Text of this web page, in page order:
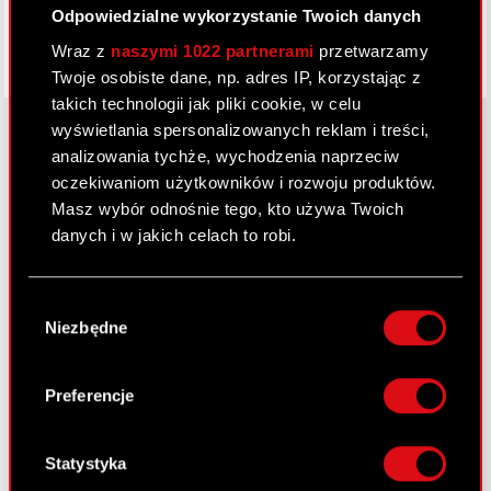
Odpowiedzialne wykorzystanie Twoich danych
Wraz z naszymi 1022 partnerami przetwarzamy
Twoje osobiste dane, np. adres IP, korzystając z
takich technologii jak pliki cookie, w celu
wyświetlania spersonalizowanych reklam i treści,
analizowania tychże, wychodzenia naprzeciw
oczekiwaniom użytkowników i rozwoju produktów.
Masz wybór odnośnie tego, kto używa Twoich
danych i w jakich celach to robi.
Gromadzić dane dotyczące Twojej
lokalizacji geograficznej z dokładnością nawet
Identyfikować Twoje urządzenie, aktywnie
analizując charakteryzującego je zbiory
palca)
zgody
Niezbędne
Preferencje
Statystyka
O CD PROJEKT
Grupa Kapitałowa
Nasz biznes
Inwestorzy
Media